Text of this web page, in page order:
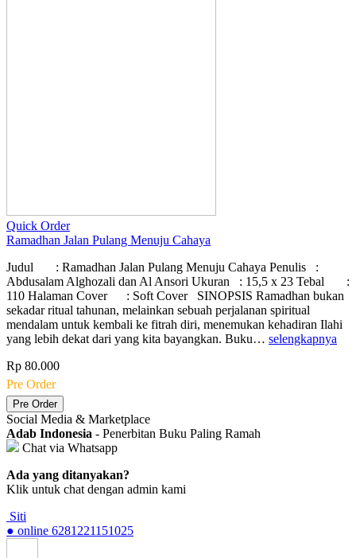
Quick Order
Ramadhan Jalan Pulang Menuju Cahaya
Judul : Ramadhan Jalan Pulang Menuju Cahaya Penulis :
Abdusalam Alghozali dan Al Ansori Ukuran : 15,5 x 23 Tebal :
110 Halaman Cover : Soft Cover SINOPSIS Ramadhan bukan
sekadar ritual tahunan, melainkan sebuah perjalanan spiritual
mendalam untuk kembali ke fitrah diri, menemukan kehadiran Ilahi
yang lebih dekat dari yang kita bayangkan. Buku… selengkapnya
Rp 80.000
Pre Order
Pre Order
Social Media & Marketplace
Adab Indonesia - Penerbitan Buku Paling Ramah
Chat via Whatsapp
Ada yang ditanyakan?
Klik untuk chat dengan admin kami
Siti
● online 6281221151025